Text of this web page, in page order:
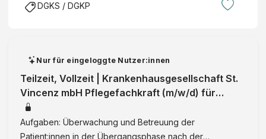
DGKS / DGKP
Nur für eingeloggte Nutzer:innen
Teilzeit, Vollzeit | Krankenhausgesellschaft St.
Vincenz mbH Pflegefachkraft (m/w/d) für
unsere Decision Unit Pflege- un
Aufgaben: Überwachung und Betreuung der
Patient:innen in der Übergangsphase nach der